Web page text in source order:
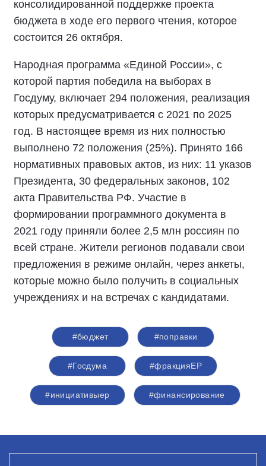
консолидированной поддержке проекта
бюджета в ходе его первого чтения, которое
состоится 26 октября.
Народная программа «Единой России», с
которой партия победила на выборах в
Госдуму, включает 294 положения, реализация
которых предусматривается с 2021 по 2025
год. В настоящее время из них полностью
выполнено 72 положения (25%). Принято 166
нормативных правовых актов, из них: 11 указов
Президента, 30 федеральных законов, 102
акта Правительства РФ. Участие в
формировании программного документа в
2021 году приняли более 2,5 млн россиян по
всей стране. Жители регионов подавали свои
предложения в режиме онлайн, через анкеты,
которые можно было получить в социальных
учреждениях и на встречах с кандидатами.
#бюджет #поправки
#Госдума #фракцияЕР
#инициативыер #финансирование